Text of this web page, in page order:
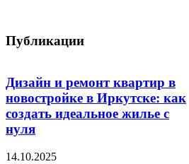
Публикации
Дизайн и ремонт квартир в
новостройке в Иркутске: как
создать идеальное жилье с
нуля
14.10.2025